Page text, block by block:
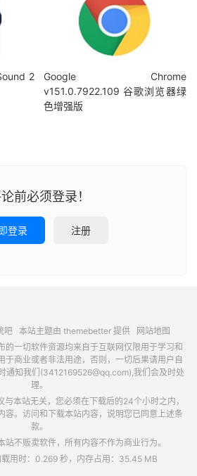
2
Google Chrome
v151.0.7922.109 谷歌浏览器绿
色增强版
前必须登录！
登录 注册
吧本站主题由 themebetter提供 网站地图
的一切软件资源均来自于互联网仅限用于学习和
于商业或者非法用途，否则，一切后果请用户自
通知我们(3412169526@qq.com),我们会及时处
理。
本站无关，您必须在下载后的24个小时之内，
容。访问和下载本站内容，说明您已同意上述条
款。
站不贩卖软件，所有内容不作为商业行为。
用时：0.269 秒，内存占用：35.45 MB